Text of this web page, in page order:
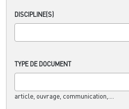
DISCIPLINE(S)
TYPE DE DOCUMENT
article, ouvrage, communication,....